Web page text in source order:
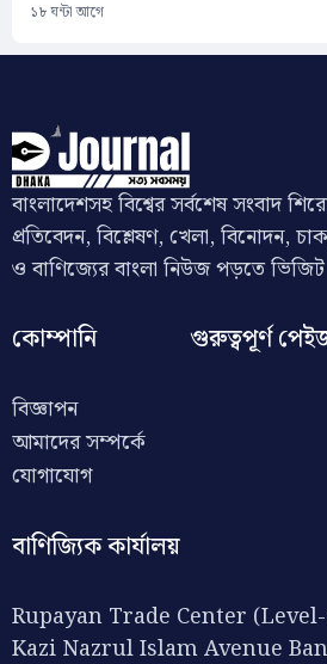
১৮ ঘন্টা আগে
বাংলাদেশসহ বিশ্বের সর্বশেষ সংবাদ
প্রতিবেদন, বিশ্লেষণ, খেলা, বিনোদন,
ও বাণিজ্যের বাংলা নিউজ পড়তে ভিজিট
কোম্পানি
বিজ্ঞাপন
আমাদের সম্পর্কে
যোগাযোগ
গুরুত্বপূর্ণ
বাণিজ্যিক কার্যালয়
Rupayan Trade Center
Kazi Nazrul Islam Avenue